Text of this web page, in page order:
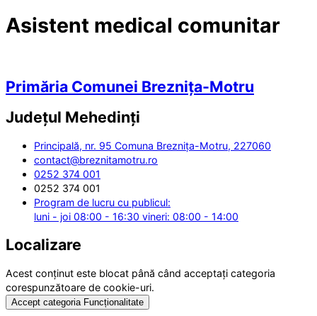
Asistent medical comunitar
Primăria Comunei Breznița-Motru
Județul Mehedinți
Principală, nr. 95 Comuna Breznița-Motru, 227060
contact@breznitamotru.ro
0252 374 001
0252 374 001
Program de lucru cu publicul:
luni - joi 08:00 - 16:30 vineri: 08:00 - 14:00
Localizare
Acest conținut este blocat până când acceptați categoria
corespunzătoare de cookie-uri.
Accept categoria Funcționalitate